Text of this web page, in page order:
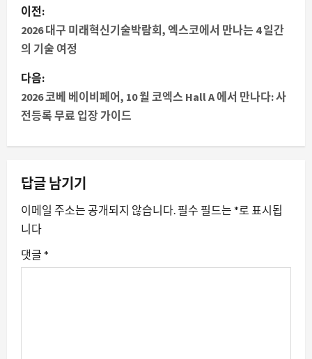
시
내
비
게
이
션
이전:
2026 대구 미래혁신기술박람회, 엑스코에서 만나는 4 일간
의 기술 여정
다음:
2026 코베 베이비페어, 10 월 코엑스 Hall A 에서 만나다: 사
전등록 무료 입장 가이드
답글 남기기
이메일 주소는 공개되지 않습니다. 필수 필드는 *로 표시됩
니다
댓글 *